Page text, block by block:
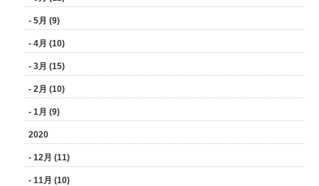
- 5月 (9)
- 4月 (10)
- 3月 (15)
- 2月 (10)
- 1月 (9)
2020
- 12月 (11)
- 11月 (10)